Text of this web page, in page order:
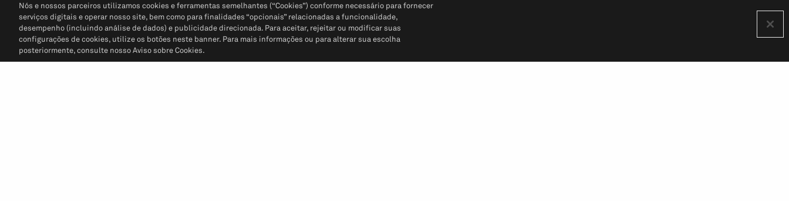
Nós e nossos parceiros utilizamos cookies e ferramentas semelhantes (“Cookies”) conforme necessário para fornecer
serviços digitais e operar nosso site, bem como para finalidades “opcionais” relacionadas a funcionalidade,
desempenho (incluindo análise de dados) e publicidade direcionada. Para aceitar, rejeitar ou modificar suas
configurações de cookies, utilize os botões neste banner. Para mais informações ou para alterar sua escolha
posteriormente, consulte nosso Aviso sobre Cookies.